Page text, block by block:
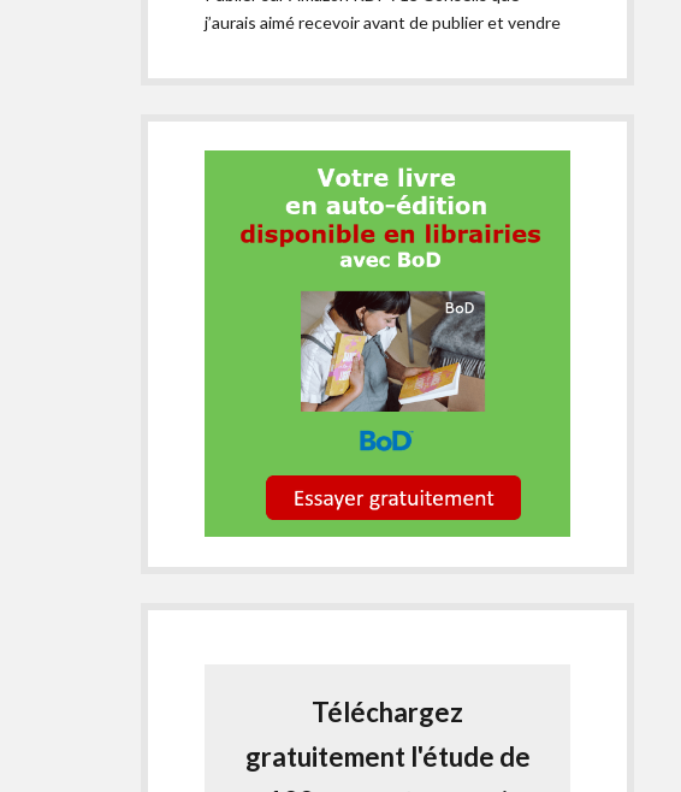
j’aurais aimé recevoir avant de publier et vendre
Téléchargez
gratuitement l'étude de